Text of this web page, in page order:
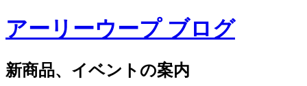
アーリーウープ ブログ
新商品、イベントの案内